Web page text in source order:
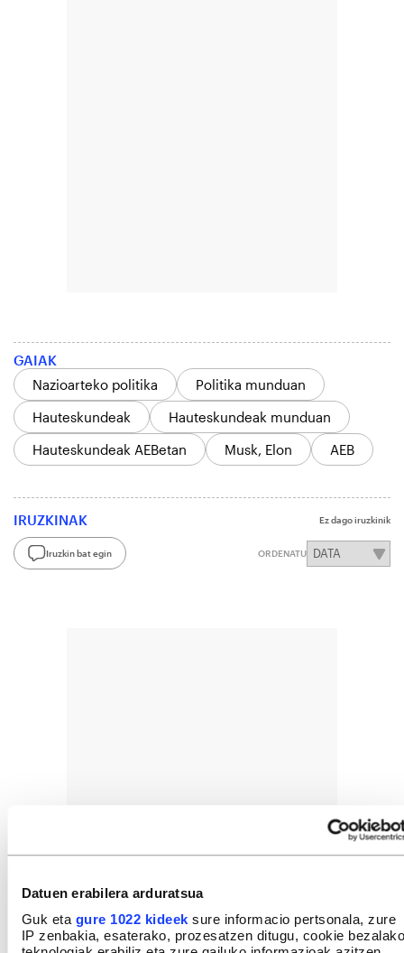
Datuen erabilera arduratsua
Guk eta gure 1022 kideek sure informacio pertsonala, zure
IP zenbakia, esaterako, prozesatzen ditugu, cookie bezalako
GAIAK
Nazioarteko politika
Politika munduan
Hauteskundeak
Hauteskundeak munduan
Hauteskundeak AEBetan
Musk, Elon AEB
IRUZKINAK Ez dago iruzkinik
Iruzkin bat egin ORDENATU